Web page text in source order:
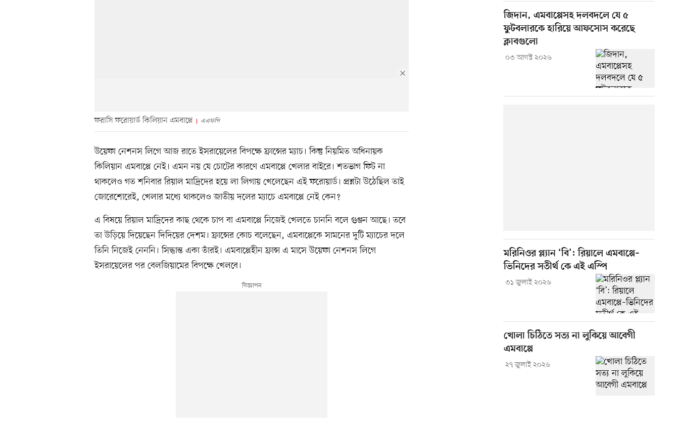
ফরাসি ফরোয়ার্ড কিলিয়ান এমবাপ্পে এএফপি
উয়েফা নেশনস লিগে আজ রাতে ইসরায়েলের বিপক্ষে ফ্রান্সের ম্যাচ। কিন্তু নিয়মিত অধিনায়ক
কিলিয়ান এমবাপ্পে নেই। এমন নয় যে চোটের কারণে এমবাপ্পে খেলার বাইরে। শতভাগ ফিট না
থাকলেও গত শনিবার রিয়াল মাদ্রিদের হয়ে লা লিগায় খেলেছেন এই ফরোয়ার্ড। প্রশ্নটা উঠেছিল তাই
জোরেশোরেই, খেলার মধ্যে থাকলেও জাতীয় দলের ম্যাচে এমবাপ্পে নেই কেন?
এ বিষয়ে রিয়াল মাদ্রিদের কাছ থেকে চাপ বা এমবাপ্পে নিজেই খেলতে চাননি বলে গুঞ্জন আছে। তবে
তা উড়িয়ে দিয়েছেন দিদিয়ের দেশম। ফ্রান্সের কোচ বলেছেন, এমবাপ্পেকে সামনের দুটি ম্যাচের দলে
তিনি নিজেই নেননি। সিদ্ধান্ত একা তাঁরই। এমবাপ্পেহীন ফ্রান্স এ মাসে উয়েফা নেশনস লিগে
ইসরায়েলের পর বেলজিয়ামের বিপক্ষে খেলবে।
জিদান, এমবাপ্পেসহ দলবদলে যে ৫
ফুটবলারকে হারিয়ে আফসোস করেছে
ক্লাবগুলো
০৩ আগস্ট ২০২৬
মরিনিওর প্ল্যান ‘বি’: রিয়ালে এমবাপ্পে–
ভিনিদের সতীর্থ কে এই এস্পি
৩১ জুলাই ২০২৬
খোলা চিঠিতে সত্য না লুকিয়ে আবেগী
এমবাপ্পে
২৭ জুলাই ২০২৬